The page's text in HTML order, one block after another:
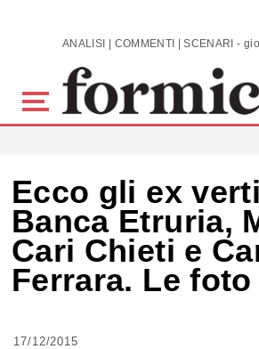
Skip to main content
Ecco gli ex
Banca Etruria,
Cari Chieti e
Ferrara. Le foto
17/12/2015